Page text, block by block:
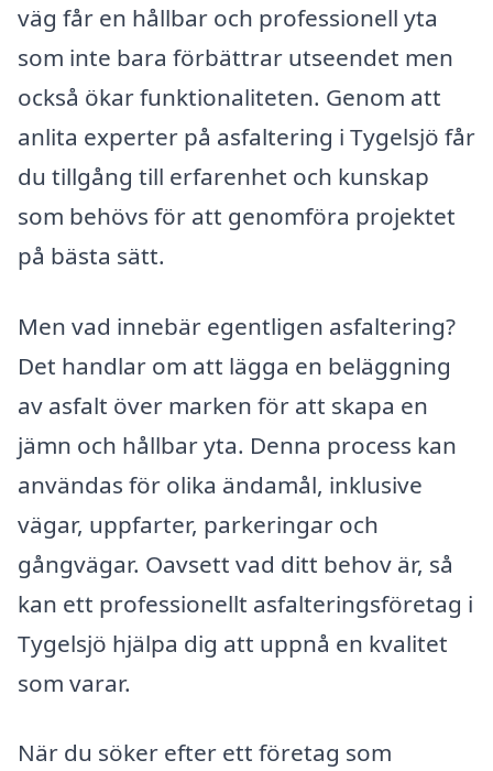
väg får en hållbar och professionell yta
som inte bara förbättrar utseendet men
också ökar funktionaliteten. Genom att
anlita experter på asfaltering i Tygelsjö får
du tillgång till erfarenhet och kunskap
som behövs för att genomföra projektet
på bästa sätt.
Men vad innebär egentligen asfaltering?
Det handlar om att lägga en beläggning
av asfalt över marken för att skapa en
jämn och hållbar yta. Denna process kan
användas för olika ändamål, inklusive
vägar, uppfarter, parkeringar och
gångvägar. Oavsett vad ditt behov är, så
kan ett professionellt asfalteringsföretag i
Tygelsjö hjälpa dig att uppnå en kvalitet
som varar.
När du söker efter ett företag som